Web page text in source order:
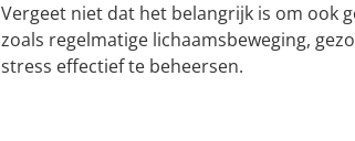
Vergeet niet dat het belangrijk is om ook
zoals regelmatige lichaamsbeweging,
stress effectief te beheersen.